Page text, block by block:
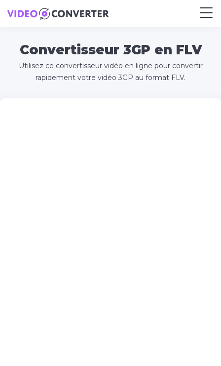
Convertisseur 3GP en FLV
Utilisez ce convertisseur vidéo en ligne pour convertir
rapidement votre vidéo 3GP au format FLV.